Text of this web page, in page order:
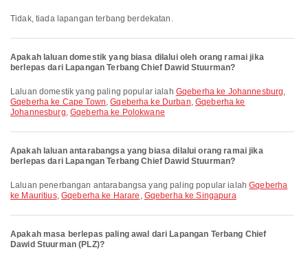
Tidak, tiada lapangan terbang berdekatan.
Apakah laluan domestik yang biasa dilalui oleh orang ramai jika
berlepas dari Lapangan Terbang Chief Dawid Stuurman?
Laluan domestik yang paling popular ialah Gqeberha ke Johannesburg,
Gqeberha ke Cape Town,Gqeberha ke Durban,Gqeberha ke
Johannesburg, Gqeberha ke Polokwane
Apakah laluan antarabangsa yang biasa dilalui orang ramai jika
berlepas dari Lapangan Terbang Chief Dawid Stuurman?
Laluan penerbangan antarabangsa yang paling popular ialahGqeberha
ke Mauritius, Gqeberha ke Harare , Gqeberha ke Singapura
Apakah masa berlepas paling awal dari Lapangan Terbang Chief
Dawid Stuurman (PLZ)?